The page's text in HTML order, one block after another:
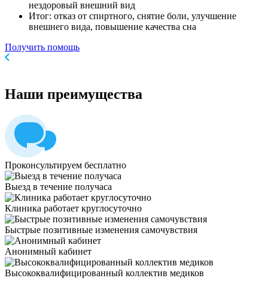
нездоровый внешний вид
Итог: отказ от спиртного, снятие боли, улучшение
внешнего вида, повышение качества сна
Получить помощь
Наши преимущества
Проконсультируем бесплатно
Выезд в течение получаса
Клиника работает круглосуточно
Быстрые позитивные изменения самочувствия
Анонимный кабинет
Высококвалифицированный коллектив медиков